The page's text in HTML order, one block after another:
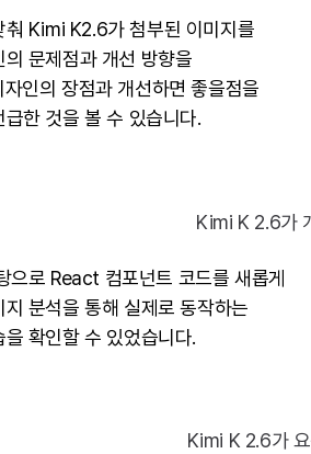
춰 Kimi K2.6가 첨부된 이미지를
문제점과 개선 방향을
인의 장점과 개선하면 좋을점을
한 것을 볼 수 있습니다.
으로 React 컴포넌트 코드를 새롭게
분석을 통해 실제로 동작하는
확인할 수 있었습니다.